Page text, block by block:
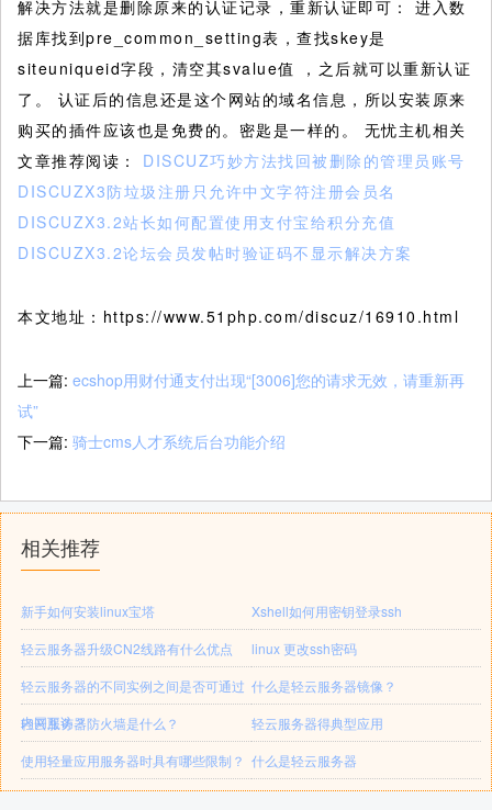
解决方法就是删除原来的认证记录，重新认证即可： 进入数
据库找到pre_common_setting表，查找skey是
siteuniqueid字段，清空其svalue值 ，之后就可以重新认证
了。 认证后的信息还是这个网站的域名信息，所以安装原来
购买的插件应该也是免费的。密匙是一样的。 无忧主机相关
文章推荐阅读： DISCUZ巧妙方法找回被删除的管理员账号
DISCUZX3防垃圾注册只允许中文字符注册会员名
DISCUZX3.2站长如何配置使用支付宝给积分充值
DISCUZX3.2论坛会员发帖时验证码不显示解决方案
本文地址：https://www.51php.com/discuz/16910.html
上一篇: ecshop用财付通支付出现“[3006]您的请求无效，请重新再
试”
下一篇: 骑士cms人才系统后台功能介绍
相关推荐
新手如何安装linux宝塔
Xshell如何用密钥登录ssh
轻云服务器升级CN2线路有什么优点
linux 更改ssh密码
轻云服务器的不同实例之间是否可通过
内网互访？
什么是轻云服务器镜像？
轻云服务器防火墙是什么？
轻云服务器得典型应用
使用轻量应用服务器时具有哪些限制？ 什么是轻云服务器